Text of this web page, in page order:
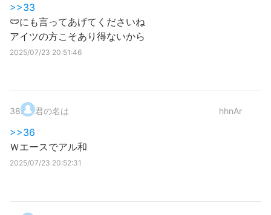
>>33
🩲にも言ってあげてくださいね
アイツの方こそあり得ないから
2025/07/23 20:51:46
38. 君の名は hhnAr
>>36
Ｗエースでアル和
2025/07/23 20:52:31